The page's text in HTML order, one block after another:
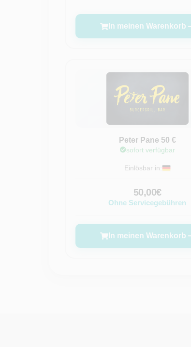
In meinen Warenkorb
Peter Pane 50 €
sofort verfügbar
Einlösbar in:
50,00€
Ohne Servicegebühren
In meinen Warenkorb